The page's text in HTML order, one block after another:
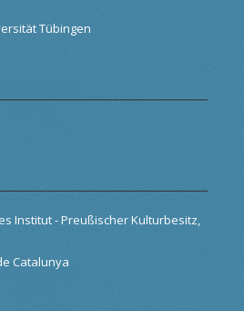
Tübingen
Institut - Preußischer Kulturbesitz,
Catalunya